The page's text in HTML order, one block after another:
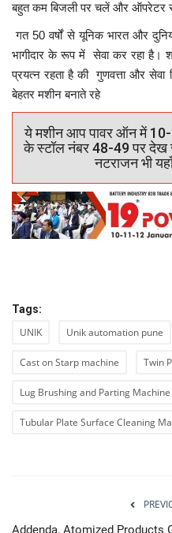
बहुत कम बिजली पर चलें और ऑपरेटर
गत 50 वर्षों से यूनिक भारत और
भागीदार के रूप में सेवा कर रहा है।
प्रयत्न रहता है की गुणवत्ता और
बेहतर मशीन बनाते रहे
ये मशीन आप पावर ऑन में
के स्टॉल नंबर 48-49 पर देख
नटराजन भी
Tags:
UNIK Unik automation pune
Cast on Starp machine Twin
Lug Brushing and Parting Machine
Tubular Plate Surface Cleaning
Addenda, Atomized Products